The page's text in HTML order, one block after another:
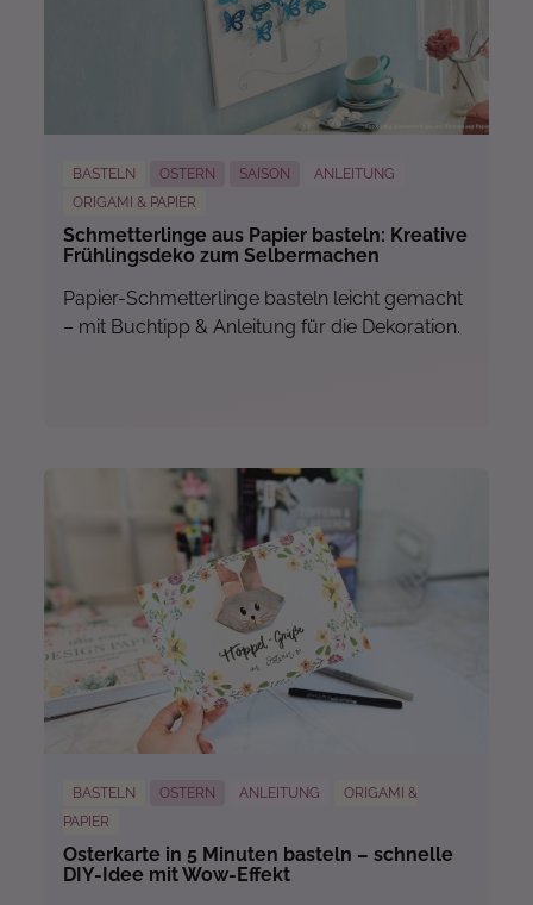
BASTELN OSTERN SAISON
ANLEITUNG
ORIGAMI & PAPIER
Schmetterlinge aus Papier basteln: Kreative
Frühlingsdeko zum Selbermachen
Papier-Schmetterlinge basteln leicht gemacht
– mit Buchtipp & Anleitung für die Dekoration.
Mehr...
BASTELN OSTERN ANLEITUNG
ORIGAMI &
PAPIER
Osterkarte in 5 Minuten basteln – schnelle
DIY-Idee mit Wow-Effekt